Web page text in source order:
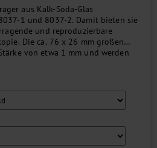
aus Kalk-Soda-Glas
1 und 8037-2. Damit bieten sie
und reproduzierbare
Die ca. 76 x 26 mm großen
von etwa 1 mm und werden